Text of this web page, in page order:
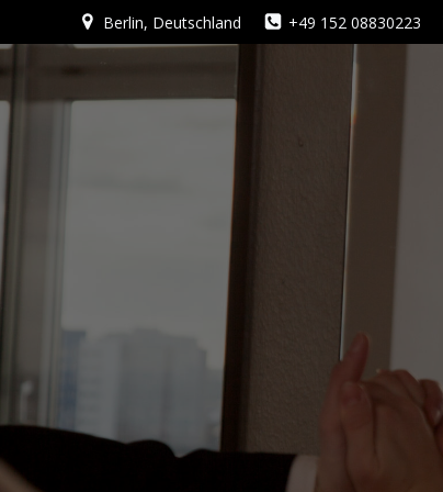
Inhalt
springen
Berlin, Deutschland +49 152 08830223